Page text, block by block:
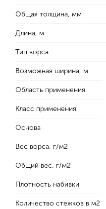
Общая толщина, мм
Длина, м
Тип ворса
Возможная ширина, м
Область применения
Класс применения
Основа
Вес ворса, г/м2
Общий вес, г/м2
Плотность набивки
Количество стежков в м2